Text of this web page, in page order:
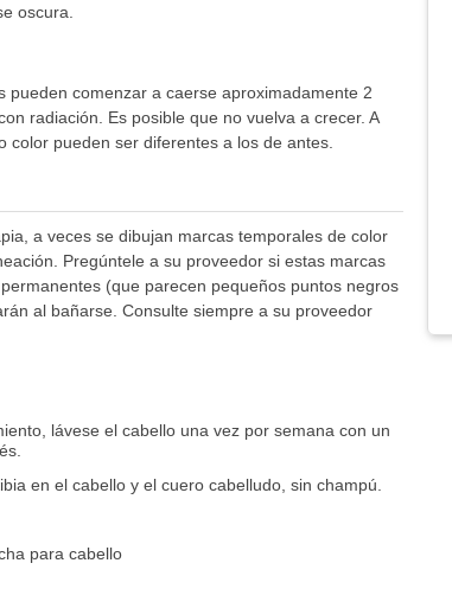
oscura.
pueden comenzar a caerse aproximadamente 2
radiación. Es posible que no vuelva a crecer. A
color pueden ser diferentes a los de antes.
a veces se dibujan marcas temporales de color
Pregúntele a su proveedor si estas marcas
(que parecen pequeños puntos negros
al bañarse. Consulte siempre a su proveedor
lávese el cabello una vez por semana con un
en el cabello y el cuero cabelludo, sin champú.
para cabello